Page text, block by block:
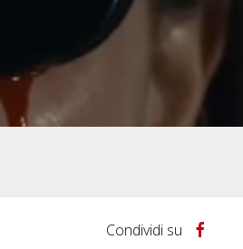
Condividi su